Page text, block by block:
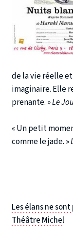
de la vie réelle
imaginaire. Elle
prenante. »Le
« Un petit
comme le jade. »
Les élans ne
Théâtre Michel